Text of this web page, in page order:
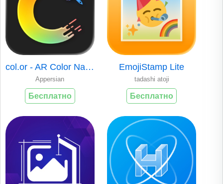
col.or - AR Color Name Finder
Appersian
Бесплатно
EmojiStamp Lite
tadashi atoji
Бесплатно